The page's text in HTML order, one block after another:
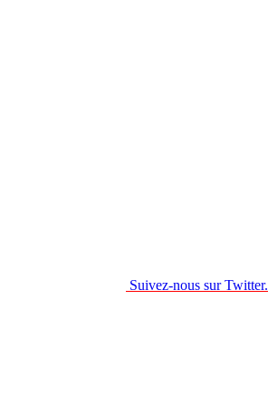
Suivez-nous sur Twitter.